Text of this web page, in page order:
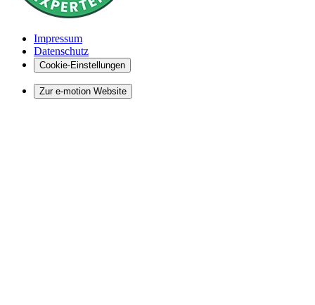
Impressum
Datenschutz
Cookie-Einstellungen
Zur e-motion Website